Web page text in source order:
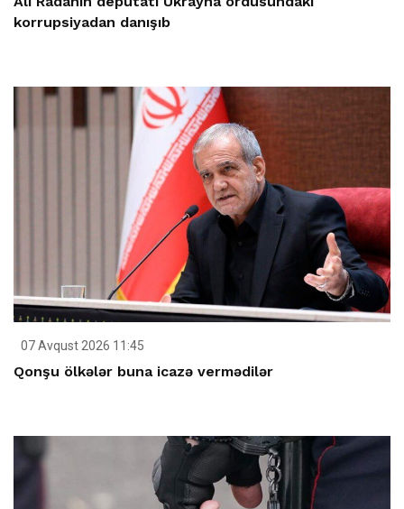
korrupsiyadan danışıb
07 Avqust 2026 11:45
Qonşu ölkələr buna icazə vermədilər